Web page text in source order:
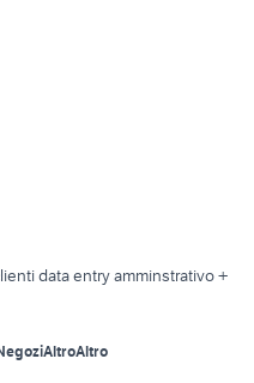
data entry amminstrativo +
AltroAltro